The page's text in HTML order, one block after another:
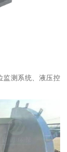
监测系统、液压控